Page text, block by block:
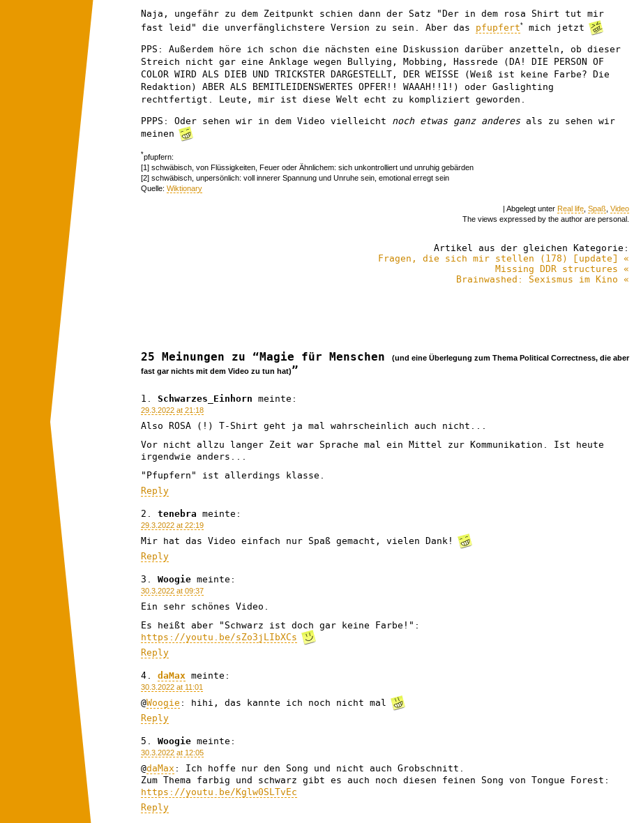
Naja, ungefähr zu dem Zeitpunkt schien dann der Satz "Der in dem rosa Shirt tut mir
fast leid" die unverfänglichstere Version zu sein. Aber das pfupfert* mich jetzt
PPS: Außerdem höre ich schon die nächsten eine Diskussion darüber anzetteln, ob dieser
Streich nicht gar eine Anklage wegen Bullying, Mobbing, Hassrede (DA! DIE PERSON OF
COLOR WIRD ALS DIEB UND TRICKSTER DARGESTELLT, DER WEISSE (Weiß ist keine Farbe? Die
Redaktion) ABER ALS BEMITLEIDENSWERTES OPFER!! WAAAH!!1!) oder Gaslighting
rechtfertigt. Leute, mir ist diese Welt echt zu kompliziert geworden.
PPPS: Oder sehen wir in dem Video vielleicht noch etwas ganz anderes als zu sehen wir
meinen
*pfupfern:
[1] schwäbisch, von Flüssigkeiten, Feuer oder Ähnlichem: sich unkontrolliert und unruhig gebärden
[2] schwäbisch, unpersönlich: voll innerer Spannung und Unruhe sein, emotional erregt sein
Quelle: Wiktionary
| Abgelegt unter Real life Spaß Video
The views expressed by the author are personal.
Artikel aus der gleichen Kategorie:
Fragen, die sich mir stellen (178) [update] «
Missing DDR structures «
Brainwashed: Sexismus im Kino «
25 Meinungen zu “Magie für Menschen
(und eine Überlegung zum Thema Political Correctness, die aber
fast gar nichts mit dem Video zu tun hat)”
Schwarzes_Einhorn meinte:
29.3.2022 at 21:18
Also ROSA (!) T-Shirt geht ja mal wahrscheinlich auch nicht...
Vor nicht allzu langer Zeit war Sprache mal ein Mittel zur Kommunikation. Ist heute
irgendwie anders...
"Pfupfern" ist allerdings klasse.
Reply
tenebra meinte:
29.3.2022 at 22:19
Mir hat das Video einfach nur Spaß gemacht, vielen Dank!
Reply
Woogie meinte:
30.3.2022 at 09:37
Ein sehr schönes Video.
Es heißt aber "Schwarz ist doch gar keine Farbe!":
https://youtu.be/sZo3jLIbXCs
Reply
daMax meinte:
30.3.2022 at 11:01
@Woogie : hihi, das kannte ich noch nicht mal
Reply
Woogie meinte:
30.3.2022 at 12:05
@daMax : Ich hoffe nur den Song und nicht auch Grobschnitt.
Zum Thema farbig und schwarz gibt es auch noch diesen feinen Song von Tongue Forest:
https://youtu.be/Kglw0SLTvEc
Reply